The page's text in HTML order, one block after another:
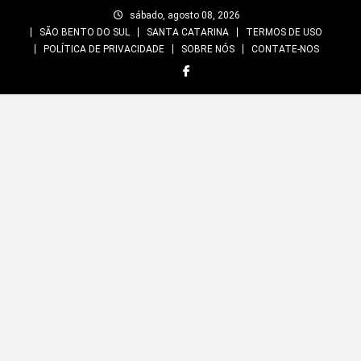
sábado, agosto 08, 2026
SÃO BENTO DO SUL
SANTA CATARINA
TERMOS DE USO
POLÍTICA DE PRIVACIDADE
SOBRE NÓS CONTATE-NOS